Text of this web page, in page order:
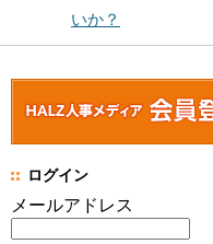
いか？
ログイン
メールアドレス